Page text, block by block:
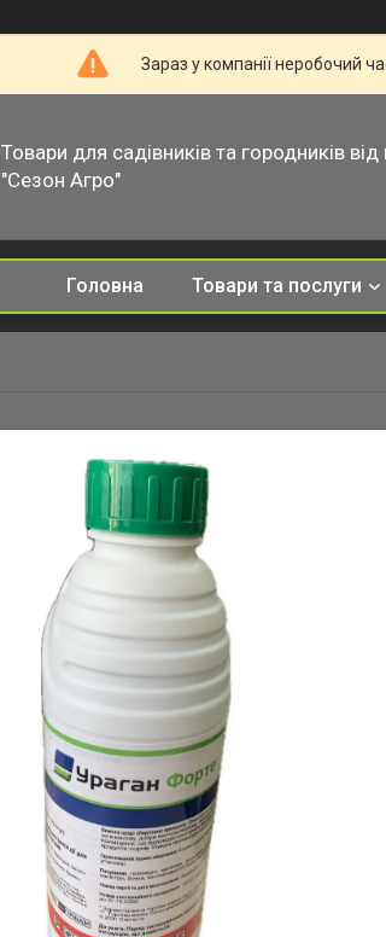
Зараз у компанії неробочий
Товари для садівників та городників від
"Сезон Агро"
Головна Товари та послуги